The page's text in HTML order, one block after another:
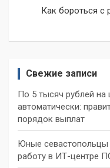
Как бороться с
Свежие записи
По 5 тысяч рублей на
автоматически:
порядок выплат
Юные севастопольцы
работу в ИТ-центре